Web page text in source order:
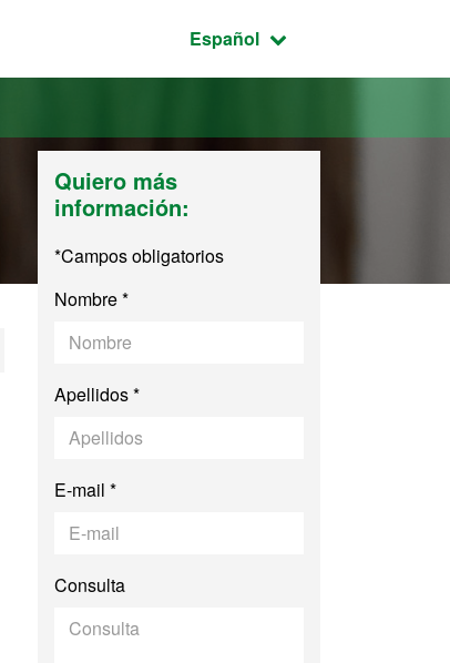
Idioma seleccionado:
Español
Quiero más
información:
*Campos obligatorios
Nombre *
Apellidos *
E-mail *
Consulta